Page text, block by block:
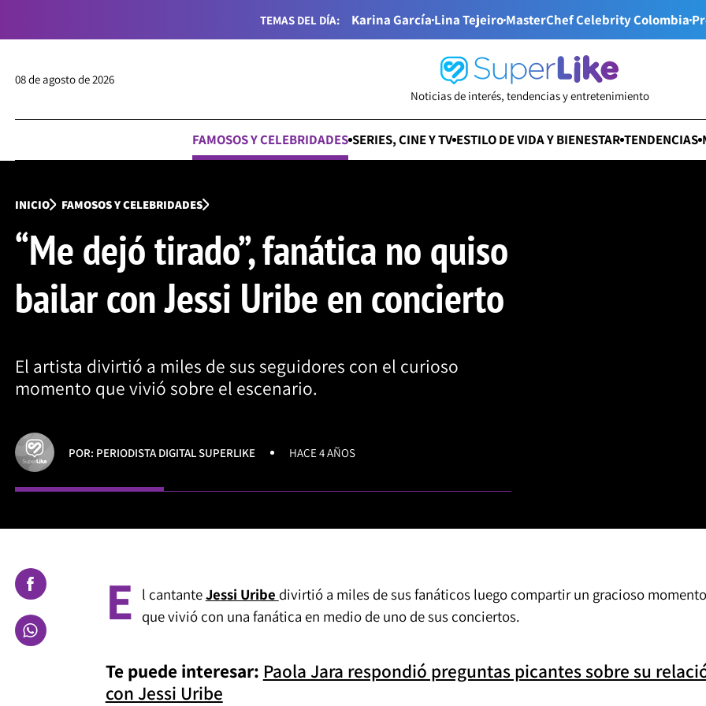
TEMAS DEL DÍA: Karina GarcíaLina TejeiroMasterChef Celebrity Colombia
08 de agosto de 2026
Noticias de interés, tendencias y entretenimiento
FAMOSOS Y CELEBRIDADES SERIES, CINE Y TV ESTILO DE VIDA Y BIENESTAR TENDENCIAS
INICIO FAMOSOS Y CELEBRIDADES
“Me dejó tirado”, fanática no quiso
bailar con Jessi Uribe en concierto
El artista divirtió a miles de sus seguidores con el curioso
momento que vivió sobre el escenario.
POR: PERIODISTA DIGITAL SUPERLIKE HACE 4 AÑOS
E l cantanteJessi Uribe divirtió a miles de sus fanáticos luego compartir un gracioso momento
que vivió con una fanática en medio de uno de sus conciertos.
Te puede interesar: Paola Jara respondió preguntas picantes sobre su
con Jessi Uribe